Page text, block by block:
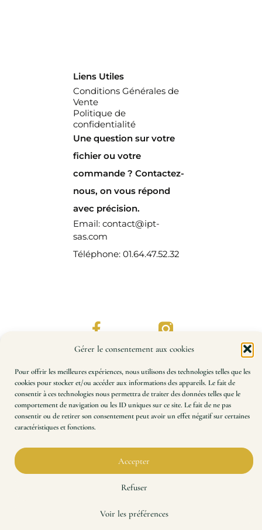
Gérer le consentement aux cookies
Pour offrir les meilleures expériences, nous utilisons des technologies telles que les
cookies pour stocker et/ou accéder aux informations des appareils. Le fait de
consentir à ces technologies nous permettra de traiter des données telles que le
comportement de navigation ou les ID uniques sur ce site. Le fait de ne pas
consentir ou de retirer son consentement peut avoir un effet négatif sur certaines
caractéristiques et fonctions.
Accepter
Refuser
Voir les préférences
Impression à la demande de patrons de couture et de
plans techniques, à l’échelle 100 %.
Précision, rapidité, qualité. Une expertise à votre
service depuis 2014.
Liens Utiles
Conditions Générales de
Vente
Politique de
confidentialité
Une question sur votre
fichier ou votre
commande ? Contactez-
nous, on vous répond
avec précision.
Email: contact@ipt-
sas.com
Téléphone: 01.64.47.52.32